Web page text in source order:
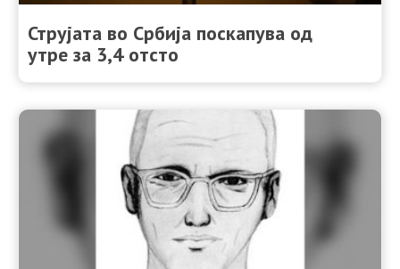
Струјата во Србија поскапува од
утре за 3,4 отсто